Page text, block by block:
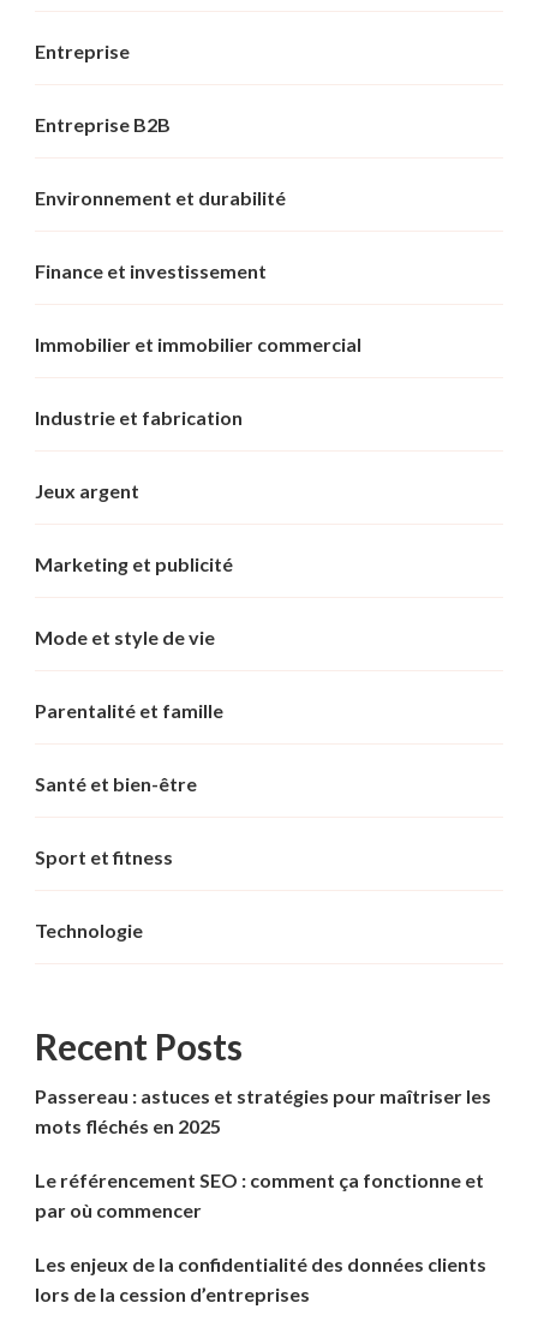
Entreprise
Entreprise B2B
Environnement et durabilité
Finance et investissement
Immobilier et immobilier commercial
Industrie et fabrication
Jeux argent
Marketing et publicité
Mode et style de vie
Parentalité et famille
Santé et bien-être
Sport et fitness
Technologie
Recent Posts
Passereau : astuces et stratégies pour maîtriser les
mots fléchés en 2025
Le référencement SEO : comment ça fonctionne et
par où commencer
Les enjeux de la confidentialité des données clients
lors de la cession d’entreprises